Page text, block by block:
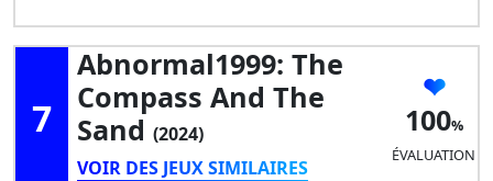
7
Abnormal1999: The
Compass And The
Sand (2024)
VOIR DES JEUX SIMILAIRES
100
ÉVALUATION